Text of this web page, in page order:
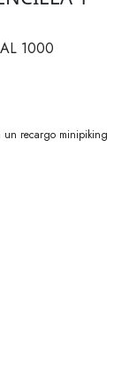
1000
un recargo minipiking